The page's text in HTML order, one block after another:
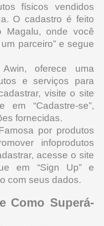
físicos vendidos
O cadastro é feito
Magalu, onde você
parceiro” e segue
oferece uma
e serviços para
visite o site
“Cadastre-se”,
fornecidas.
por produtos
infoprodutos
acesse o site
em “Sign Up” e
com seus dados.
Como Superá-